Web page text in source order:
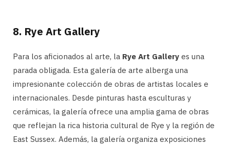
8. Rye Art Gallery
Para los aficionados al arte, la Rye Art Gallery es una
parada obligada. Esta galería de arte alberga una
impresionante colección de obras de artistas locales e
internacionales. Desde pinturas hasta esculturas y
cerámicas, la galería ofrece una amplia gama de obras
que reflejan la rica historia cultural de Rye y la región de
East Sussex. Además, la galería organiza exposiciones